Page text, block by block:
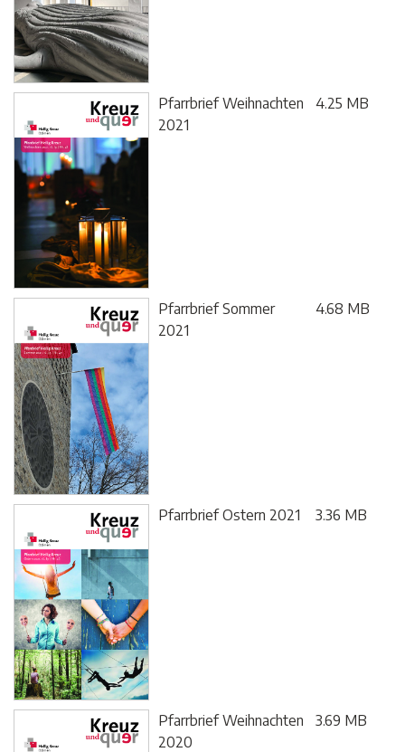
Pfarrbrief Weihnachten
2021
4.25 MB
Pfarrbrief Sommer
2021
4.68 MB
Pfarrbrief Ostern 2021 3.36 MB
Pfarrbrief Weihnachten
2020
3.69 MB